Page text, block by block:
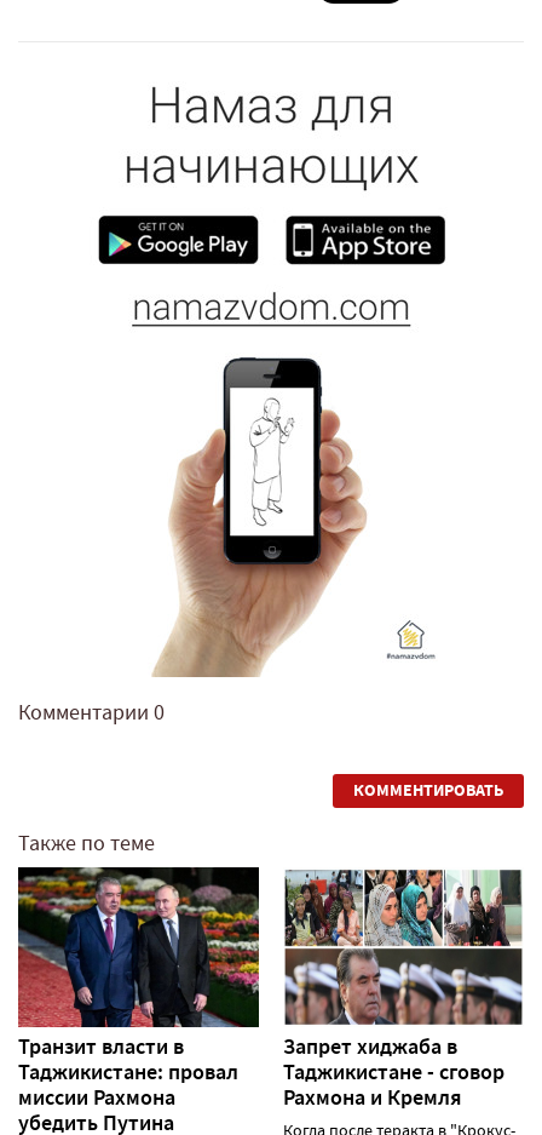
Комментарии 0
КОММЕНТИРОВАТЬ
Также по теме
Транзит власти в
Таджикистане: провал
миссии Рахмона
убедить Путина
Запрет хиджаба в
Таджикистане - сговор
Рахмона и Кремля
Когда после теракта в "Крокус-